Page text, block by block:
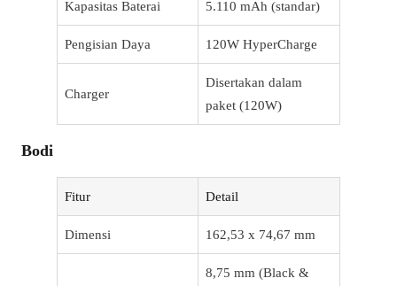
Kapasitas Baterai 5.110 mAh (standar)
Pengisian Daya 120W HyperCharge
Charger
Disertakan dalam
paket (120W)
Bodi
Fitur Detail
Dimensi 162,53 x 74,67 mm
8,75 mm (Black &